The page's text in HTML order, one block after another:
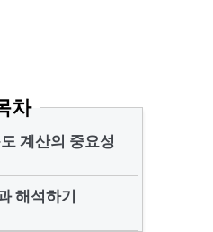
차
계산의 중요성
해석하기